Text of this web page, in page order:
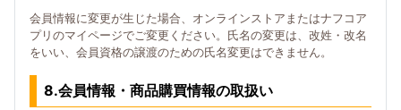
会員情報に変更が生じた場合、オンラインストアまたはナフコア
プリのマイページでご変更ください。氏名の変更は、改姓・改名
をいい、会員資格の譲渡のための氏名変更はできません。
8.会員情報・商品購買情報の取扱い